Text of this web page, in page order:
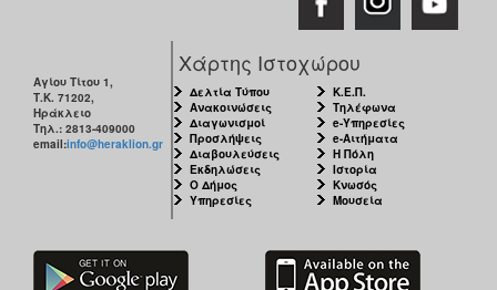
Αγίου Τίτου 1,
Τ.Κ. 71202,
Ηράκλειο
Τηλ.: 2813-409000
email:info@heraklion.gr
Χάρτης Ιστοχώρου
Δελτία Τύπου
Ανακοινώσεις
Διαγωνισμοί
Προσλήψεις
Διαβουλεύσεις
Εκδηλώσεις
Ο Δήμος
Υπηρεσίες
Κ.Ε.Π.
Τηλέφωνα
e-Υπηρεσίες
e-Αιτήματα
Η Πόλη
Ιστορία
Κνωσός
Μουσεία